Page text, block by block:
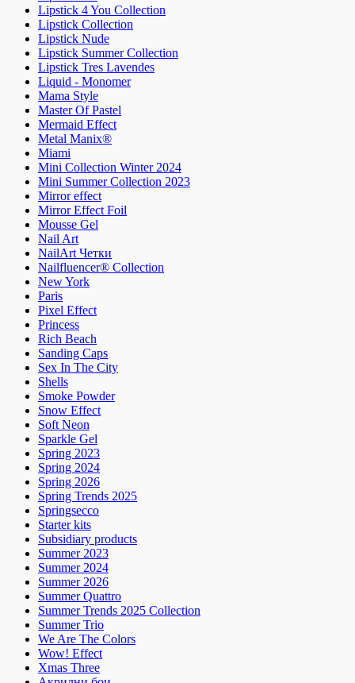
Lipstick 4 You Collection
Lipstick Collection
Lipstick Nude
Lipstick Summer Collection
Lipstick Tres Lavendes
Liquid - Monomer
Mama Style
Master Of Pastel
Mermaid Effect
Metal Manix®
Miami
Mini Collection Winter 2024
Mini Summer Collection 2023
Mirror effect
Mirror Effect Foil
Mousse Gel
Nail Art
NailArt Четки
Nailfluencer® Collection
New York
Paris
Pixel Effect
Princess
Rich Beach
Sanding Caps
Sex In The City
Shells
Smoke Powder
Snow Effect
Soft Neon
Sparkle Gel
Spring 2023
Spring 2024
Spring 2026
Spring Trends 2025
Springsecco
Starter kits
Subsidiary products
Summer 2023
Summer 2024
Summer 2026
Summer Quattro
Summer Trends 2025 Collection
Summer Trio
We Are The Colors
Wow! Effect
Xmas Three